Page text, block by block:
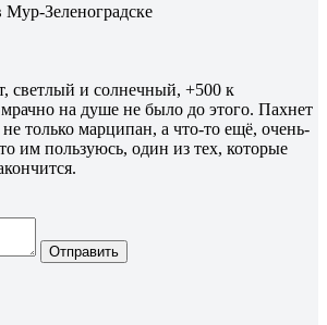
Мур-Зеленоградске
светлый и солнечный, +500 к
на душе не было до этого. Пахнет
только марципан, а что-то ещё, очень-
им пользуюсь, один из тех, которые
Отправить